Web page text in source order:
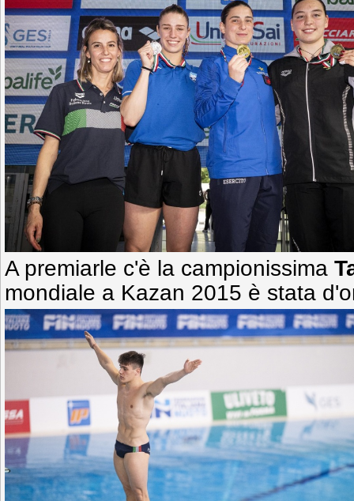
A premiarle c'è la campionissima
mondiale a Kazan 2015 è stata